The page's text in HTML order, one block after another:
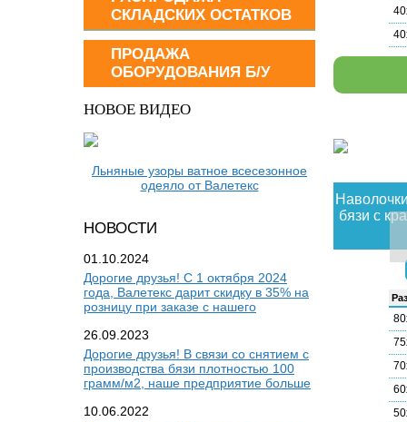
СКЛАДСКИХ ОСТАТКОВ
ПРОДАЖА
ОБОРУДОВАНИЯ Б/У
НОВОЕ ВИДЕО
Льняные узоры ватное всесезонное
одеяло от Валетекс
НОВОСТИ
01.10.2024
Дорогие друзья! С 1 октября 2024
года, Валетекс дарит скидку в 35% на
розницу при заказе с нашего
26.09.2023
Дорогие друзья! В связи со снятием с
производства бязи плотностью 100
грамм/м2, наше предприятие больше
10.06.2022
бязи с